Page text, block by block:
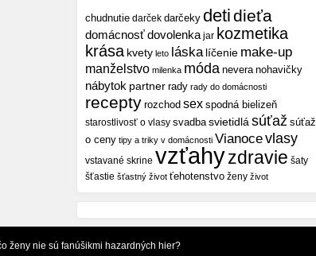
chudnutie darček darčeky detidieťa
domácnosťdovolenka jar kozmetika
krása kvety leto láska líčenie make-up
manželstvo milenka móda nevera nohavičky
nábytok partner rady rady do domácnosti
recepty rozchod sex spodná bielizeň
starostlivosť o vlasy svadba svietidlá súťaž súťaž
o ceny tipy a triky v domácnosti Vianocevlasy
vstavané skrine vzťahyzdravie šaty
šťastie šťastný život ťehotenstvo ženy život
ženy nie sú fanúšikmi hazardných hier?